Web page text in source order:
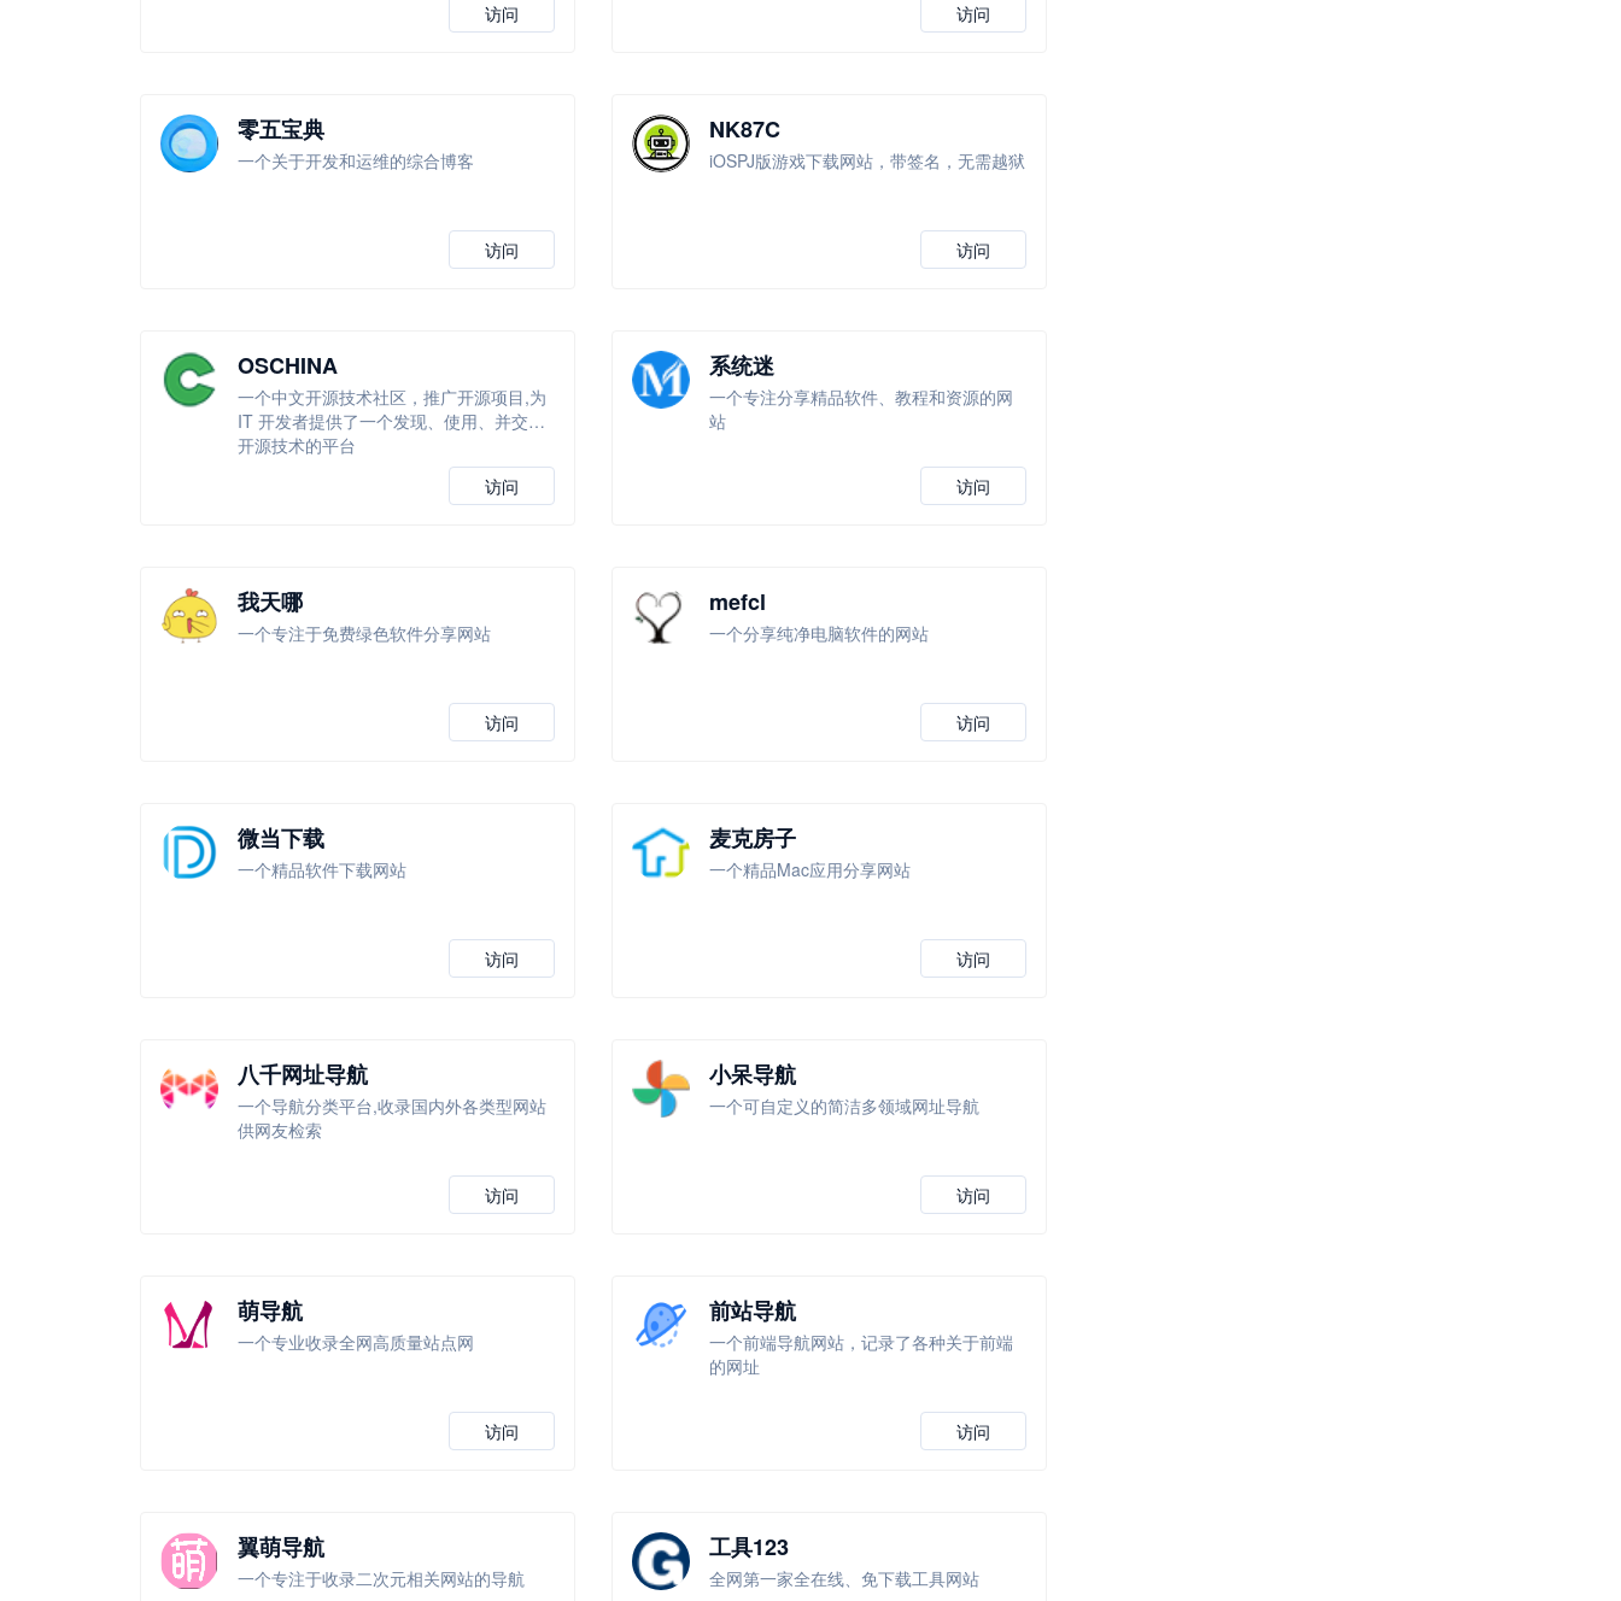
访问 访问
零五宝典
一个关于开发和运维的综合博客
访问
NK87C
iOSPJ版游戏下载网站，带签名，无需越狱
访问
OSCHINA
一个中文开源技术社区，推广开源项目,为
IT 开发者提供了一个发现、使用、并交流
开源技术的平台
访问
系统迷
一个专注分享精品软件、教程和资源的网
站
访问
我天哪
一个专注于免费绿色软件分享网站
访问
mefcl
一个分享纯净电脑软件的网站
访问
微当下载
一个精品软件下载网站
访问
麦克房子
一个精品Mac应用分享网站
访问
八千网址导航
一个导航分类平台,收录国内外各类型网站
供网友检索
访问
小呆导航
一个可自定义的简洁多领域网址导航
访问
萌导航
一个专业收录全网高质量站点网
访问
前站导航
一个前端导航网站，记录了各种关于前端
的网址
访问
翼萌导航
一个专注于收录二次元相关网站的导航
工具123
全网第一家全在线、免下载工具网站